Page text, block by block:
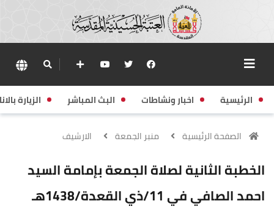
الرئيسية اخبار ونشاطات البث المباشر الزيارة
الصفحة الرئيسية منبر الجمعة الارشيف
الخطبة الثانية لصلاة الجمعة بإمامة السيد
احمد الصافي في 11/ذي القعدة/1438هـ